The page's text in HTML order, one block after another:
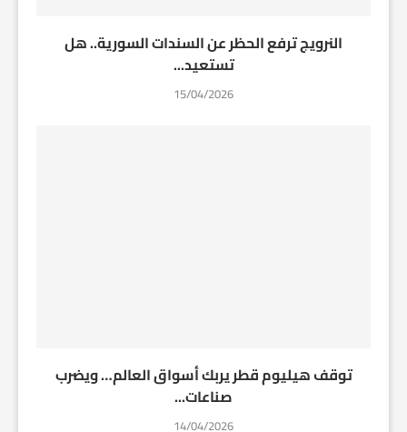
النرويج ترفع الحظر عن السندات السورية.. هل
تستعيد...
15/04/2026
توقف هيليوم قطر يربك أسواق العالم… ويضرب
صناعات...
14/04/2026